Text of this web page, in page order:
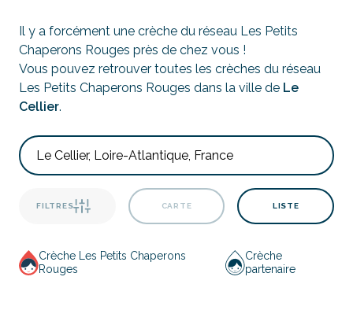
Il y a forcément une crèche du réseau Les Petits
Chaperons Rouges près de chez vous !
Vous pouvez retrouver toutes les crèches du réseau
Les Petits Chaperons Rouges dans la ville de Le
Cellier.
FILTRES CARTE LISTE
Crèche Les Petits Chaperons
Rouges
Crèche
partenaire